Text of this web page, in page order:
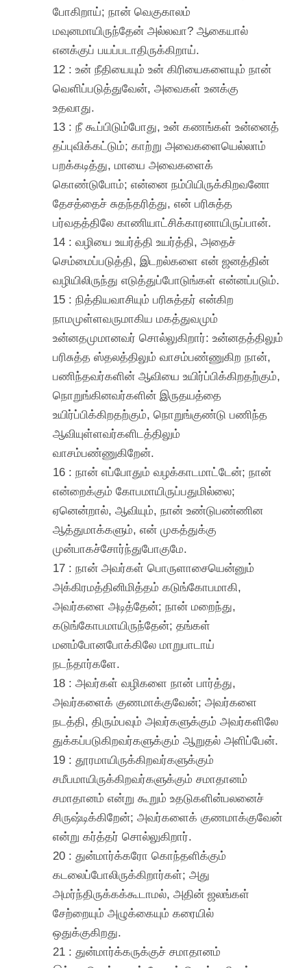
போகிறாய்; நான் வெகுகாலம்
மவுனமாயிருந்தேன் அல்லவா? ஆகையால்
எனக்குப் பயப்படாதிருக்கிறாய்.
12 : உன் நீதியையும் உன் கிரியைகளையும் நான்
வெளிப்படுத்துவேன், அவைகள் உனக்கு
உதவாது.
13 : நீ கூப்பிடும்போது, உன் கணங்கள் உன்னைத்
தப்புவிக்கட்டும்; காற்று அவைகளையெல்லாம்
பறக்கடித்து, மாயை அவைகளைக்
கொண்டுபோம்; என்னை நம்பியிருக்கிறவனோ
தேசத்தைச் சுதந்தரித்து, என் பரிசுத்த
பர்வதத்திலே காணியாட்சிக்காரனாயிருப்பான்.
14 : வழியை உயர்த்தி உயர்த்தி, அதைச்
செம்மைப்படுத்தி, இடறல்களை என் ஜனத்தின்
வழியிலிருந்து எடுத்துப்போடுங்கள் என்னப்படும்.
15 : நித்தியவாசியும் பரிசுத்தர் என்கிற
நாமமுள்ளவருமாகிய மகத்துவமும்
உன்னதமுமானவர் சொல்லுகிறார்: உன்னதத்திலும்
பரிசுத்த ஸ்தலத்திலும் வாசம்பண்ணுகிற நான்,
பணிந்தவர்களின் ஆவியை உயிர்ப்பிக்கிறதற்கும்,
நொறுங்கினவர்களின் இருதயத்தை
உயிர்ப்பிக்கிறதற்கும், நொறுங்குண்டு பணிந்த
ஆவியுள்ளவர்களிடத்திலும்
வாசம்பண்ணுகிறேன்.
16 : நான் எப்போதும் வழக்காடமாட்டேன்; நான்
என்றைக்கும் கோபமாயிருப்பதுமில்லை;
ஏனென்றால், ஆவியும், நான் உண்டுபண்ணின
ஆத்துமாக்களும், என் முகத்துக்கு
முன்பாகச்சோர்ந்துபோகுமே.
17 : நான் அவர்கள் பொருளாசையென்னும்
அக்கிரமத்தினிமித்தம் கடுங்கோபமாகி,
அவர்களை அடித்தேன்; நான் மறைந்து,
கடுங்கோபமாயிருந்தேன்; தங்கள்
மனம்போனபோக்கிலே மாறுபாடாய்
நடந்தார்களே.
18 : அவர்கள் வழிகளை நான் பார்த்து,
அவர்களைக் குணமாக்குவேன்; அவர்களை
நடத்தி, திரும்பவும் அவர்களுக்கும் அவர்களிலே
துக்கப்படுகிறவர்களுக்கும் ஆறுதல் அளிப்பேன்.
19 : தூரமாயிருக்கிறவர்களுக்கும்
சமீபமாயிருக்கிறவர்களுக்கும் சமாதானம்
சமாதானம் என்று கூறும் உதடுகளின்பலனைச்
சிருஷ்டிக்கிறேன்; அவர்களைக் குணமாக்குவேன்
என்று கர்த்தர் சொல்லுகிறார்.
20 : துன்மார்க்கரோ கொந்தளிக்கும்
கடலைப்போலிருக்கிறார்கள்; அது
அமர்ந்திருக்கக்கூடாமல், அதின் ஜலங்கள்
சேற்றையும் அழுக்கையும் கரையில்
ஒதுக்குகிறது.
21 : துன்மார்க்கருக்குச் சமாதானம்